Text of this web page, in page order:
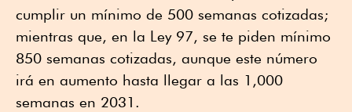
cumplir un mínimo de 500 semanas cotizadas;
mientras que, en la Ley 97, se te piden mínimo
850 semanas cotizadas, aunque este número
irá en aumento hasta llegar a las 1,000
semanas en 2031.